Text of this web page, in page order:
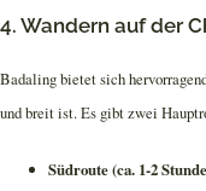
4. Wandern auf der
Badaling bietet sich
und breit ist. Es gibt zwei
Südroute (ca. 1-2